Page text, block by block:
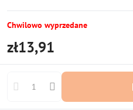
Chwilowo wyprzedane
zł13,91